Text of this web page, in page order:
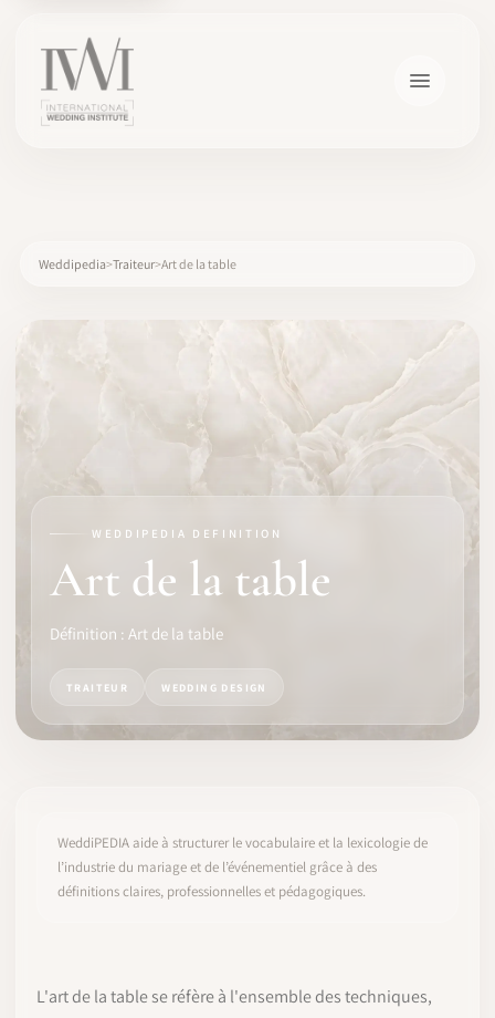
LOGICIEL
IDENTITÉ PRO
COMMENCER
Weddipedia Traiteur Art de la table
WEDDIPEDIA DEFINITION
Art de la table
Définition : Art de la table
TRAITEUR WEDDING DESIGN
WeddiPEDIA aide à structurer le vocabulaire et la lexicologie de
l’industrie du mariage et de l’événementiel grâce à des
définitions claires, professionnelles et pédagogiques.
L'art de la table se réfère à l'ensemble des techniques,